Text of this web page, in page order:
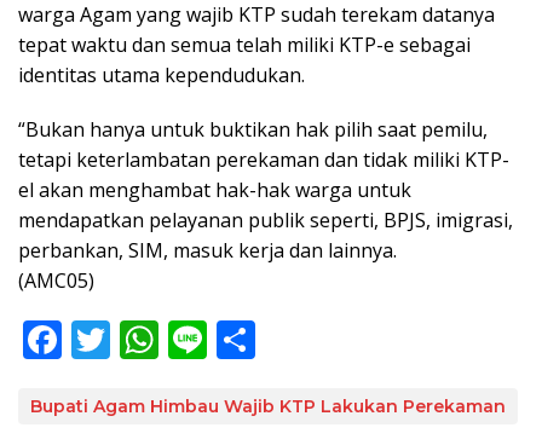
warga Agam yang wajib KTP sudah terekam datanya
tepat waktu dan semua telah miliki KTP-e sebagai
identitas utama kependudukan.
“Bukan hanya untuk buktikan hak pilih saat pemilu,
tetapi keterlambatan perekaman dan tidak miliki KTP-
el akan menghambat hak-hak warga untuk
mendapatkan pelayanan publik seperti, BPJS, imigrasi,
perbankan, SIM, masuk kerja dan lainnya.
(AMC05)
F
e
T
itt
W
at
Li
e ar
Bupati Agam Himbau Wajib KTP Lakukan Perekaman